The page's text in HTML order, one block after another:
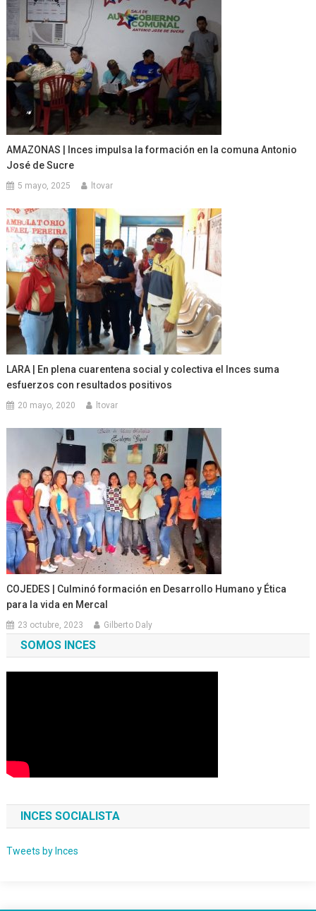
AMAZONAS | Inces impulsa la formación en la comuna Antonio
José de Sucre
5 mayo, 2025 ltovar
LARA | En plena cuarentena social y colectiva el Inces suma
esfuerzos con resultados positivos
20 mayo, 2020 ltovar
COJEDES | Culminó formación en Desarrollo Humano y Ética
para la vida en Mercal
23 octubre, 2023 Gilberto Daly
SOMOS INCES
INCES SOCIALISTA
Tweets by Inces